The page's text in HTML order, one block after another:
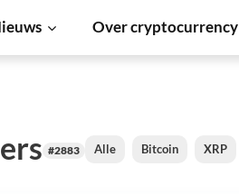
Over cryptocurrency
#2883 Alle Bitcoin XRP